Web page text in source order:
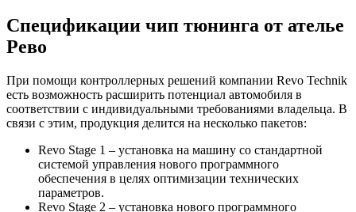
Спецификации чип тюнинга от ателье
Рево
При помощи контроллерных решений компании Revo Technik
есть возможность расширить потенциал автомобиля в
соответствии с индивидуальными требованиями владельца. В
связи с этим, продукция делится на несколько пакетов:
Revo Stage 1 – установка на машину со стандартной
системой управления нового программного
обеспечения в целях оптимизации технических
параметров.
Revo Stage 2 – установка нового программного